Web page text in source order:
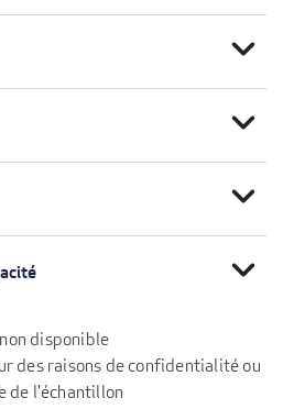
expand_more
expand_more
expand_more
expand_more
disponible
des raisons de confidentialité ou
de l'échantillon